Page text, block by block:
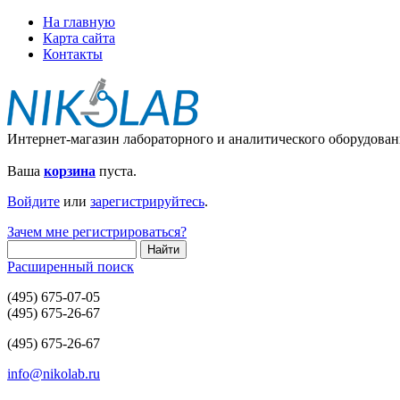
На главную
Карта сайта
Контакты
Интернет-магазин лабораторного и аналитического
Ваша корзина пуста.
Войдите или зарегистрируйтесь.
Зачем мне регистрироваться?
Расширенный поиск
(495) 675-07-05
(495) 675-26-67
(495) 675-26-67
info@nikolab.ru